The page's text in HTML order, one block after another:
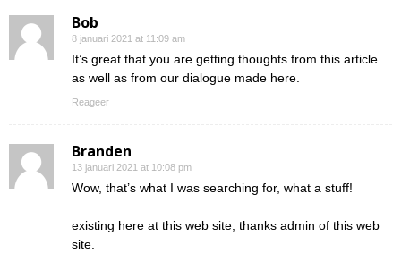
Bob
8 januari 2021 at 11:09 am
It’s great that you are getting thoughts from this article
as well as from our dialogue made here.
Reageer
Branden
13 januari 2021 at 10:08 pm
Wow, that’s what I was searching for, what a stuff!
existing here at this web site, thanks admin of this web
site.